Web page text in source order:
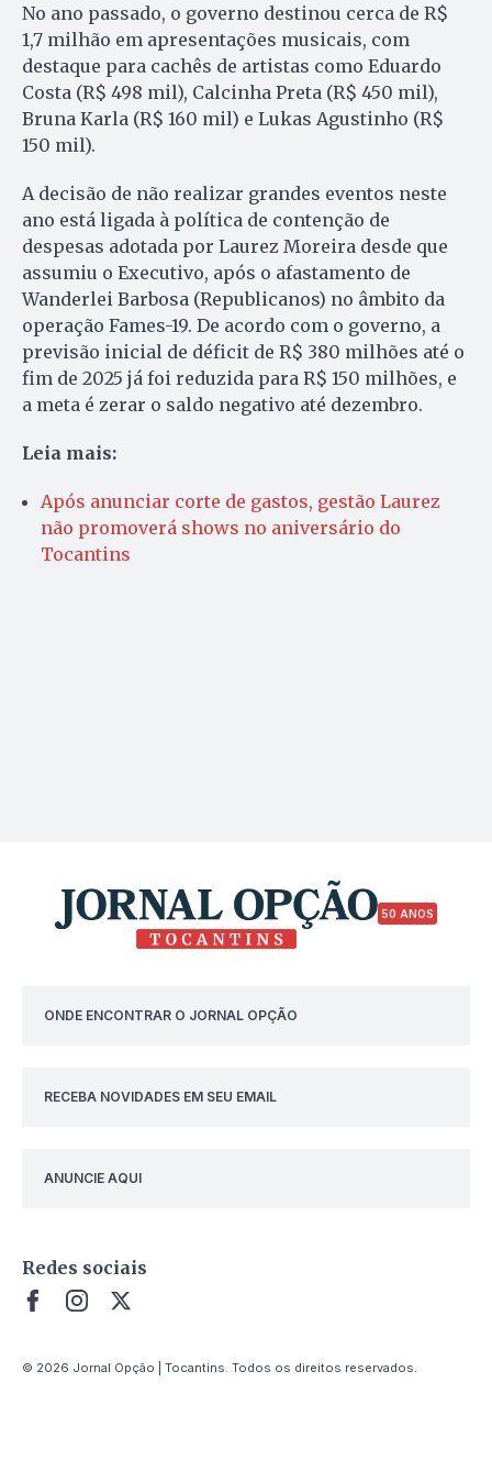
No ano passado, o governo destinou cerca de R$
1,7 milhão em apresentações musicais, com
destaque para cachês de artistas como Eduardo
Costa (R$ 498 mil), Calcinha Preta (R$ 450 mil),
Bruna Karla (R$ 160 mil) e Lukas Agustinho (R$
150 mil).
A decisão de não realizar grandes eventos neste
ano está ligada à política de contenção de
despesas adotada por Laurez Moreira desde que
assumiu o Executivo, após o afastamento de
Wanderlei Barbosa (Republicanos) no âmbito da
operação Fames-19. De acordo com o governo, a
previsão inicial de déficit de R$ 380 milhões até o
fim de 2025 já foi reduzida para R$ 150 milhões, e
a meta é zerar o saldo negativo até dezembro.
Leia mais:
Após anunciar corte de gastos, gestão Laurez
não promoverá shows no aniversário do
Tocantins
50 ANOS
ONDE ENCONTRAR O JORNAL OPÇÃO
RECEBA NOVIDADES EM SEU EMAIL
ANUNCIE AQUI
Redes sociais
© 2026 Jornal Opção | Tocantins. Todos os direitos reservados.